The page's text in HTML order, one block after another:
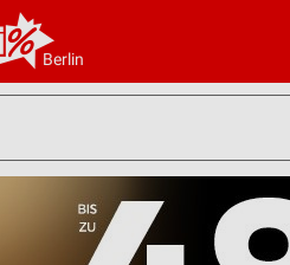
Berlin